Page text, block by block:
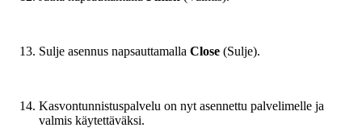
Sulje asennus napsauttamalla Close (Sulje).
Kasvontunnistuspalvelu on nyt asennettu palvelimelle ja
valmis käytettäväksi.